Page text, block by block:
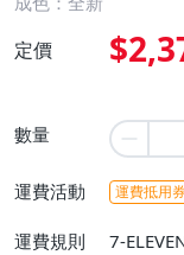
定價
數量
運費活動 運費抵用
運費規則
7-